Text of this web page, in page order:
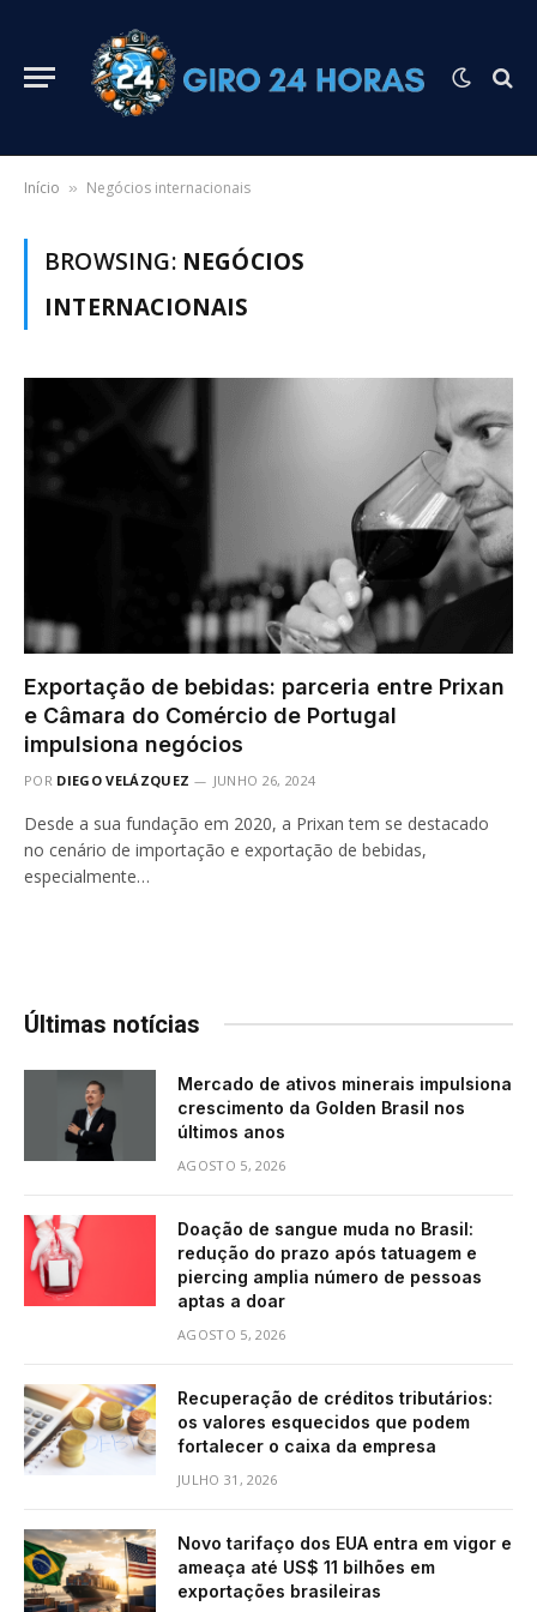
Início » Negócios internacionais
BROWSING: NEGÓCIOS
INTERNACIONAIS
Exportação de bebidas: parceria entre Prixan
e Câmara do Comércio de Portugal
impulsiona negócios
POR DIEGO VELÁZQUEZ JUNHO 26, 2024
Desde a sua fundação em 2020, a Prixan tem se destacado
no cenário de importação e exportação de bebidas,
especialmente…
Últimas notícias
Mercado de ativos minerais impulsiona
crescimento da Golden Brasil nos
últimos anos
AGOSTO 5, 2026
Doação de sangue muda no Brasil:
redução do prazo após tatuagem e
piercing amplia número de pessoas
aptas a doar
AGOSTO 5, 2026
Recuperação de créditos tributários:
os valores esquecidos que podem
fortalecer o caixa da empresa
JULHO 31, 2026
Novo tarifaço dos EUA entra em vigor e
ameaça até US$ 11 bilhões em
exportações brasileiras